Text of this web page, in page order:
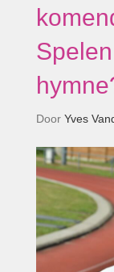
Door Yves